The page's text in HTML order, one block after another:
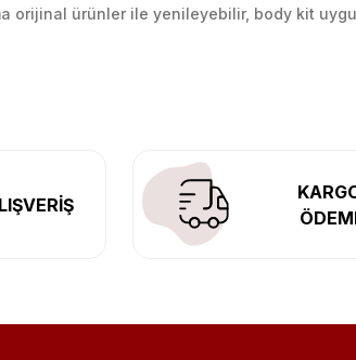
orijinal ürünler ile yenileyebilir, body kit
ve uzun ömürlüdür. İstanbul’daki